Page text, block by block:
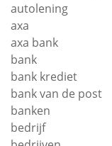
autolening
axa
axa bank
bank
bank krediet
bank van de post
banken
bedrijf